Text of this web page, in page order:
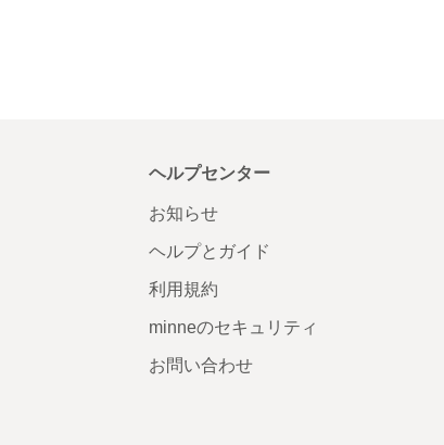
ヘルプセンター
お知らせ
ヘルプとガイド
利用規約
minneのセキュリティ
お問い合わせ